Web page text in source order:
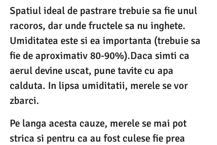
Spatiul ideal de pastrare trebuie sa fie unul
racoros, dar unde fructele sa nu inghete.
Umiditatea este si ea importanta (trebuie sa
fie de aproximativ 80-90%).Daca simti ca
aerul devine uscat, pune tavite cu apa
calduta. In lipsa umiditatii, merele se vor
zbarci.
Pe langa acesta cauze, merele se mai pot
strica si pentru ca au fost culese fie prea